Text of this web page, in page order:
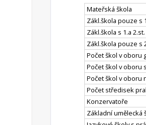
Mateřská škola
Zákl.škola pouze s
Zákl.škola s 1.a 2.st.
Zákl.škola pouze s
Počet škol v oboru
Počet škol v oboru
Počet škol v oboru
Počet středisek
Konzervatoře
Základní umělecká